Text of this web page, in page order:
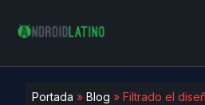
Portada » Blog » Filtrado el